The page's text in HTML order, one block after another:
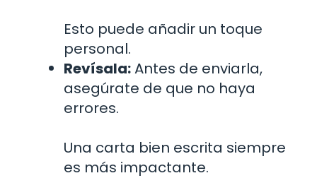
Esto puede añadir un toque
personal.
Revísala:Antes de enviarla,
asegúrate de que no haya
errores.
Una carta bien escrita siempre
es más impactante.